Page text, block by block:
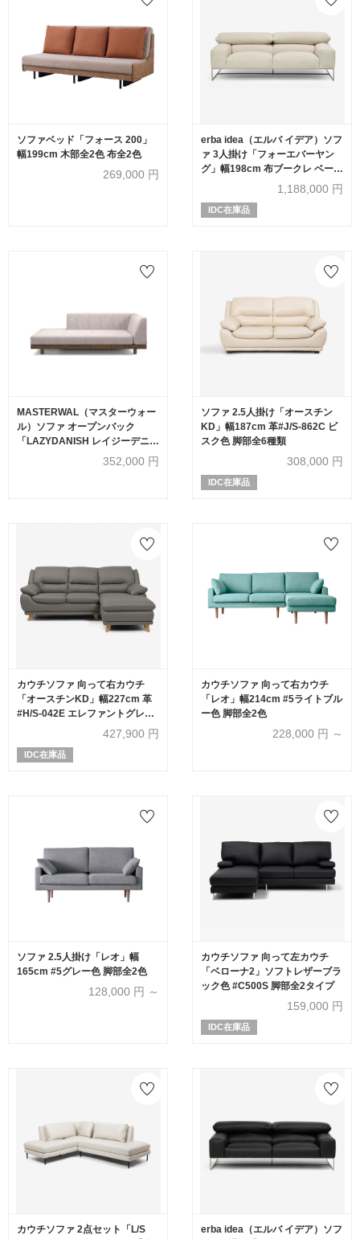
ソファベッド「フォース 200」
幅199cm 木部全2色 布全2色
269,000 円
erba idea（エルバ イデア）ソフ
ァ 3人掛け「フォーエバーヤン
グ」幅198cm 布ブークレ ベージ
1,188,000 円
IDC在庫品
MASTERWAL（マスターウォー
ル）ソファ オープンバック
「LAZYDANISH レイジーデニッ
180cm 布#5 JODY 03-3ペール
352,000 円
ソファ 2.5人掛け「オースチン
KD」幅187cm 革#J/S-862C ビ
スク色 脚部全6種類
308,000 円
IDC在庫品
カウチソファ 向って右カウチ
「オースチンKD」幅227cm 革
#H/S-042E エレファントグレー
427,900 円
IDC在庫品
カウチソファ 向って右カウチ
「レオ」幅214cm #5ライトブル
ー色 脚部全2色
228,000 円 ～
ソファ 2.5人掛け「レオ」幅
165cm #5グレー色 脚部全2色
128,000 円 ～
カウチソファ 向って左カウチ
「ベローナ2」ソフトレザーブラ
ック色 #C500S 脚部全2タイプ
159,000 円
IDC在庫品
カウチソファ 2点セット「L/S
erba idea（エルバ イデア）ソフ